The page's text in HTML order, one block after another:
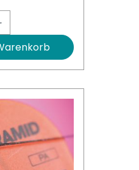
dieWert ein
Anzahl: Gib den